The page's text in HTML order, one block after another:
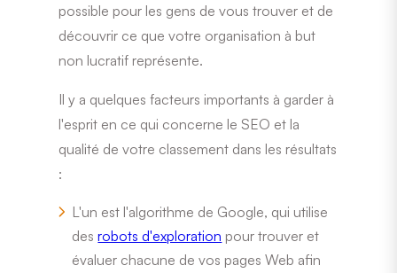
possible pour les gens de vous trouver et de
découvrir ce que votre organisation à but
non lucratif représente.
Il y a quelques facteurs importants à garder à
l'esprit en ce qui concerne le SEO et la
qualité de votre classement dans les résultats
:
L'un est l'algorithme de Google, qui utilise
desrobots d'exploration pour trouver et
évaluer chacune de vos pages Web afin